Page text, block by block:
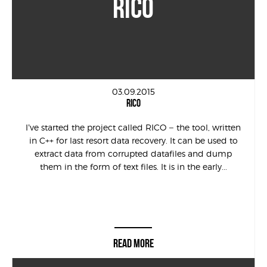
RICO
03.09.2015
RICO
I’ve started the project called RICO – the tool, written
in C++ for last resort data recovery. It can be used to
extract data from corrupted datafiles and dump
them in the form of text files. It is in the early...
READ MORE